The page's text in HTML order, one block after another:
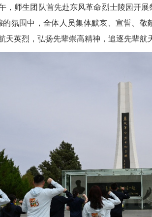
，师生团队首先赴东风革命烈士陵园开
的氛围中，全体人员集体默哀、宣誓、
天英烈，弘扬先辈崇高精神，追逐先辈航